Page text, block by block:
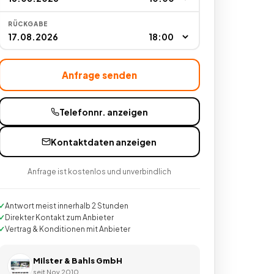
RÜCKGABE
Anfrage senden
Telefonnr. anzeigen
Kontaktdaten anzeigen
Anfrage ist kostenlos und unverbindlich
Antwort meist innerhalb 2 Stunden
Direkter Kontakt zum Anbieter
Vertrag & Konditionen mit Anbieter
Milster & Bahls GmbH
seit Nov 2010